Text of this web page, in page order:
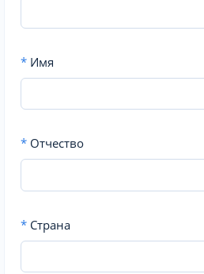
* Имя
* Отчество
* Страна